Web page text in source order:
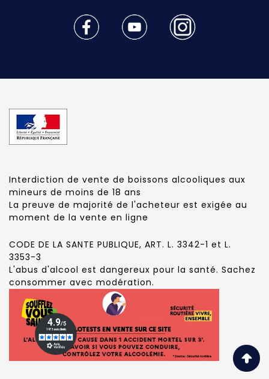
Interdiction de vente de boissons alcooliques aux
mineurs de moins de 18 ans
La preuve de majorité de l'acheteur est exigée au
moment de la vente en ligne
CODE DE LA SANTE PUBLIQUE, ART. L. 3342-1 et L.
3353-3
L'abus d'alcool est dangereux pour la santé. Sachez
consommer avec modération.